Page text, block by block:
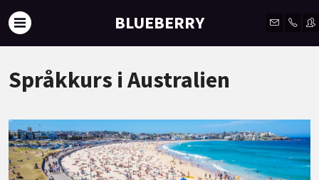
BLUEBERRY
Språkkurs i Australien